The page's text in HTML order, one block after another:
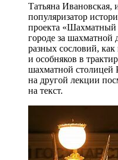
Татьяна Ивановская,
популяризатор
проекта «Шахматный
городе за шахматной
разных сословий,
и особняков в
шахматной столицей
на другой лекции
на текст.